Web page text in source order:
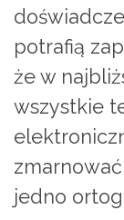
potrafią
że w
wszystkie
jedno